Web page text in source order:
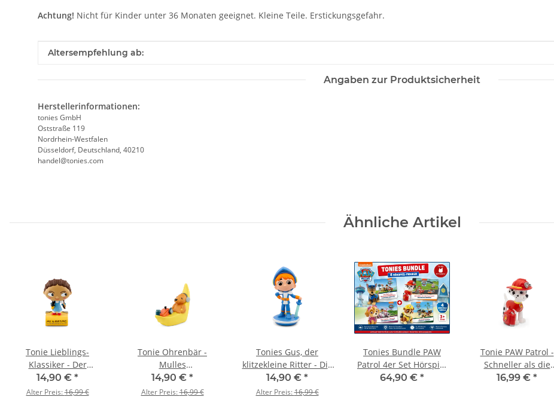
Achtung! Nicht für Kinder unter 36 Monaten geeignet. Kleine Teile. Erstickungsgefahr.
Produkteigenschaft
Wert
Altersempfehlung ab:
Angaben zur Produktsicherheit
Herstellerinformationen:
tonies GmbH
Oststraße 119
Nordrhein-Westfalen
Düsseldorf, Deutschland, 40210
handel@tonies.com
Ähnliche Artikel
Tonie Lieblings-
Klassiker - Der
Zauberer von Oz und
zwei weitere Klassiker
14,90 € *
Alter Preis:16,99 €
Tonie Ohrenbär -
Mulles
Zaubersteinchen
14,90 € *
Alter Preis:16,99 €
Tonies Gus, der
klitzekleine Ritter - Die
Legende von Gus und
drei weitere
14,90 € *
Alter Preis:16,99 €
Tonies Bundle PAW
Patrol 4er Set Hörspiel
Figuren Toniebox
64,90 € *
Tonie PAW Patrol -
Schneller als die
Feuerwehr
16,99 € *